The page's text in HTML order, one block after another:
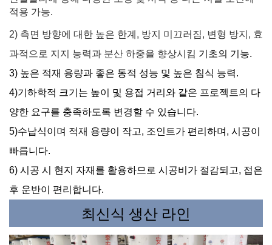
적용 가능.
2) 측면 방향에 대한 높은 한계, 방지 미끄러짐, 변형 방지, 효
과적으로 지지 능력과 분산 하중을 향상시킴 기초의 기능.
3) 높은 적재 용량과 좋은 동적 성능 및 높은 침식 능력.
4)기하학적 크기는 높이 및 용접 거리와 같은 프로젝트의 다
양한 요구를 충족하도록 변경할 수 있습니다.
5)수납식이며 적재 용량이 작고, 조인트가 편리하며, 시공이
빠릅니다.
6) 시공 시 현지 자재를 활용하므로 시공비가 절감되고, 접은
후 운반이 편리합니다.
최신식 생산 라인